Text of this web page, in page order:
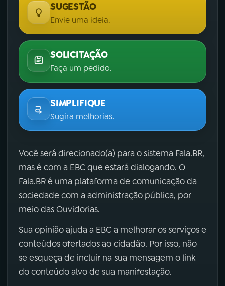
SUGESTÃO
Envie uma ideia.
SOLICITAÇÃO
Faça um pedido.
SIMPLIFIQUE
Sugira melhorias.
Você será direcionado(a) para o sistema Fala.BR,
mas é com a EBC que estará dialogando. O
Fala.BR é uma plataforma de comunicação da
sociedade com a administração pública, por
meio das Ouvidorias.
Sua opinião ajuda a EBC a melhorar os serviços e
conteúdos ofertados ao cidadão. Por isso, não
se esqueça de incluir na sua mensagem o link
do conteúdo alvo de sua manifestação.